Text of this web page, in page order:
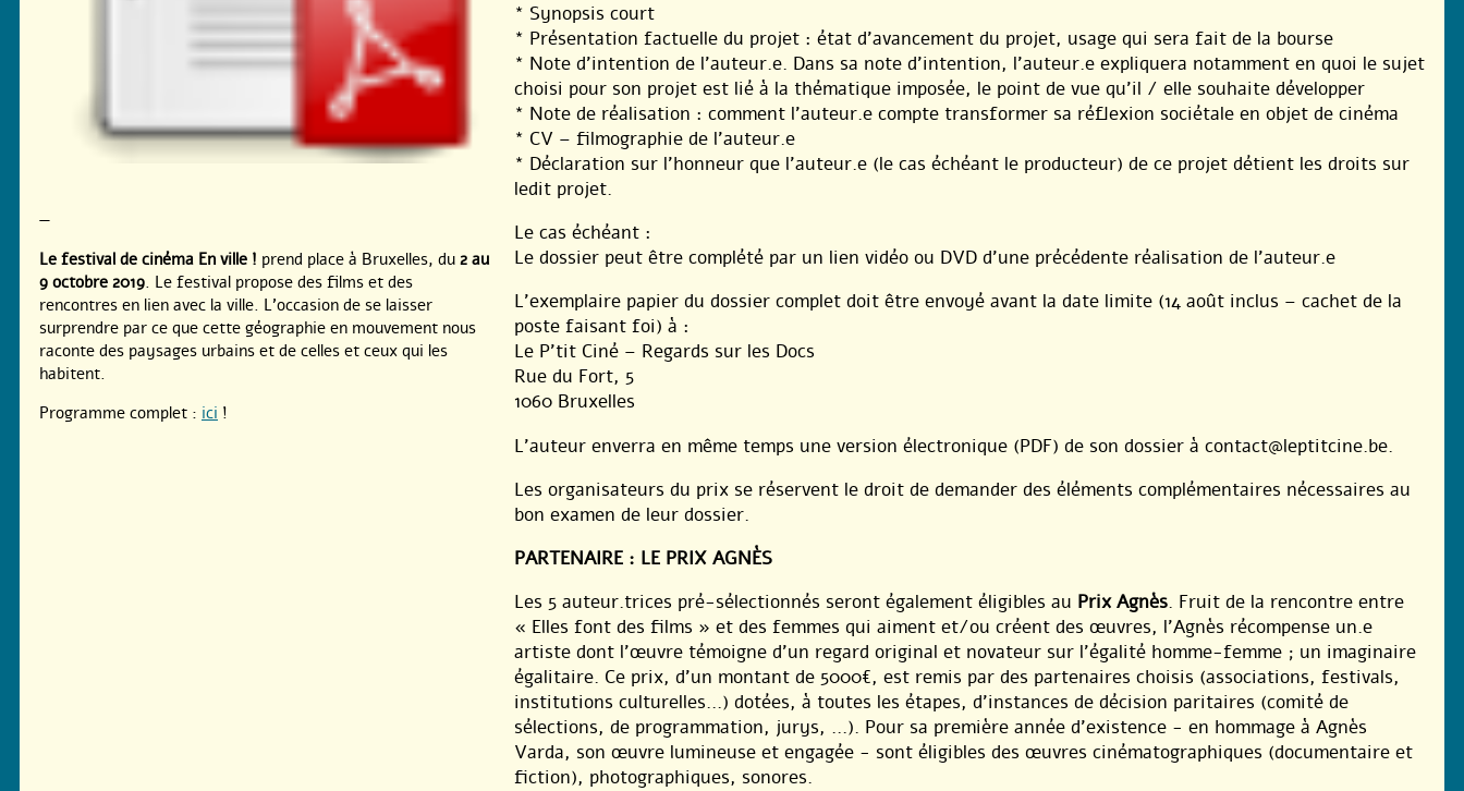
—
Le festival de cinéma En ville ! prend place à Bruxelles, du 2 au
9 octobre 2019. Le festival propose des films et des
rencontres en lien avec la ville. L’occasion de se laisser
surprendre par ce que cette géographie en mouvement nous
raconte des paysages urbains et de celles et ceux qui les
habitent.
Programme complet : ici !
* Synopsis court
* Présentation factuelle du projet : état d’avancement du projet, usage qui sera fait de la bourse
* Note d’intention de l’auteur.e. Dans sa note d’intention, l’auteur.e expliquera notamment en quoi le sujet
choisi pour son projet est lié à la thématique imposée, le point de vue qu’il / elle souhaite développer
* Note de réalisation : comment l’auteur.e compte transformer sa réflexion sociétale en objet de cinéma
* CV – filmographie de l’auteur.e
* Déclaration sur l’honneur que l’auteur.e (le cas échéant le producteur) de ce projet détient les droits sur
ledit projet.
Le cas échéant :
Le dossier peut être complété par un lien vidéo ou DVD d’une précédente réalisation de l’auteur.e
L’exemplaire papier du dossier complet doit être envoyé avant la date limite (14 août inclus – cachet de la
poste faisant foi) à :
Le P’tit Ciné – Regards sur les Docs
Rue du Fort, 5
1060 Bruxelles
L’auteur enverra en même temps une version électronique (PDF) de son dossier à contact@leptitcine.be.
Les organisateurs du prix se réservent le droit de demander des éléments complémentaires nécessaires au
bon examen de leur dossier.
PARTENAIRE : LE PRIX AGNÈS
Les 5 auteur.trices pré-sélectionnés seront également éligibles au Prix Agnès. Fruit de la rencontre entre
« Elles font des films » et des femmes qui aiment et/ou créent des œuvres, l’Agnès récompense un.e
artiste dont l’œuvre témoigne d’un regard original et novateur sur l’égalité homme-femme ; un imaginaire
égalitaire. Ce prix, d’un montant de 5000€, est remis par des partenaires choisis (associations, festivals,
institutions culturelles…) dotées, à toutes les étapes, d’instances de décision paritaires (comité de
sélections, de programmation, jurys, …). Pour sa première année d’existence - en hommage à Agnès
Varda, son œuvre lumineuse et engagée - sont éligibles des œuvres cinématographiques (documentaire et
fiction), photographiques, sonores.